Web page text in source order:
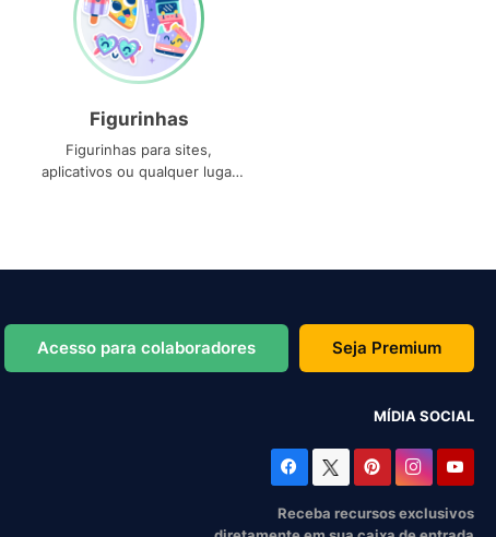
Figurinhas
Figurinhas para sites,
aplicativos ou qualquer lugar
Acesso para colaboradores Seja Premium
MÍDIA SOCIAL
Receba recursos exclusivos